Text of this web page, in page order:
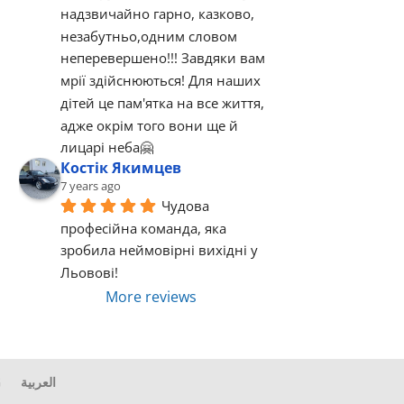
надзвичайно гарно, казково,
незабутньо,одним словом
неперевершено!!! Завдяки вам
мрії здійснюються! Для наших
дітей це пам'ятка на все життя,
адже окрім того вони ще й
лицарі неба🤗
Костік Якимцев
7 years ago
Чудова
професійна команда, яка
зробила неймовірні вихідні у
Льовові!
More reviews
العربية